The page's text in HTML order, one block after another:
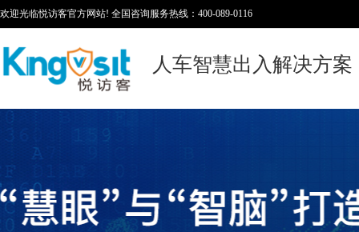
欢迎光临悦访客官方网站! 全国咨询服务热线：400-089-0116
人车智慧出入解决方案